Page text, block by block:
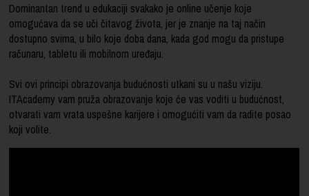
Dominantan trend u edukaciji svakako je online učenje koje
omogućava da se uči čitavog života, jer je znanje na taj način
dostupno svima, u bilo koje doba dana, kada god mogu da pristupe
računaru, tabletu ili mobilnom uređaju.
Svi ovi principi obrazovanja budućnosti utkani su u našu viziju.
ITAcademy vam pruža obrazovanje koje će vas voditi u budućnost,
otvarati vam vrata uspešne karijere i omogućiti vam da radite posao
koji volite.